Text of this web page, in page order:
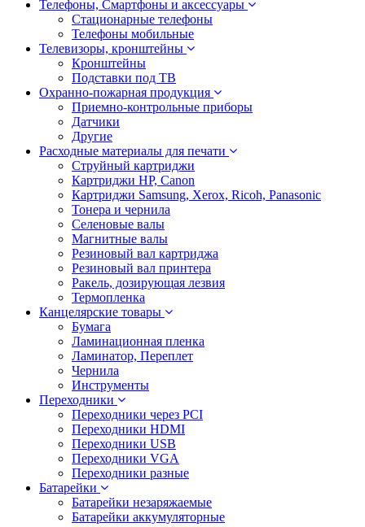
Телефоны, Смартфоны и аксессуары
Стационарные телефоны
Телефоны мобильные
Телевизоры, кронштейны
Кронштейны
Подставки под ТВ
Охранно-пожарная продукция
Приемно-контрольные приборы
Датчики
Другие
Расходные материалы для печати
Струйный картриджи
Картриджи HP, Canon
Картриджи Samsung, Xerox, Ricoh, Panasonic
Тонера и чернила
Селеновые валы
Магнитные валы
Резиновый вал картриджа
Резиновый вал принтера
Ракель, дозирующая лезвия
Термопленка
Канцелярские товары
Бумага
Ламинационная пленка
Ламинатор, Переплет
Чернила
Инструменты
Переходники
Переходники через PCI
Переходники HDMI
Переходники USB
Переходники VGA
Переходники разные
Батарейки
Батарейки незаряжаемые
Батарейки аккумуляторные